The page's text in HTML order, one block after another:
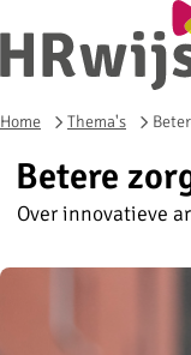
Home Thema's
Betere
Over innovatieve